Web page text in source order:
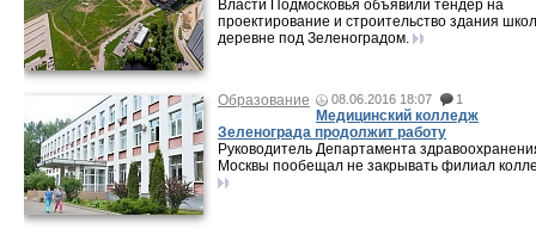
Власти Подмосковья объявили тендер на
проектирование и строительство здания
деревне под Зеленоградом.
Образование 08.06.2016 18:07 1
Медицинский колледж
Зеленограда продолжит работу
Руководитель Департамента
Москвы пообещал не закрывать филиал